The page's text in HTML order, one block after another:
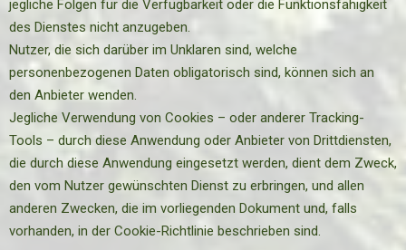
jegliche Folgen für die Verfügbarkeit oder die Funktionsfähigkeit
des Dienstes nicht anzugeben.
Nutzer, die sich darüber im Unklaren sind, welche
personenbezogenen Daten obligatorisch sind, können sich an
den Anbieter wenden.
Jegliche Verwendung von Cookies – oder anderer Tracking-
Tools – durch diese Anwendung oder Anbieter von Drittdiensten,
die durch diese Anwendung eingesetzt werden, dient dem Zweck,
den vom Nutzer gewünschten Dienst zu erbringen, und allen
anderen Zwecken, die im vorliegenden Dokument und, falls
vorhanden, in der Cookie-Richtlinie beschrieben sind.